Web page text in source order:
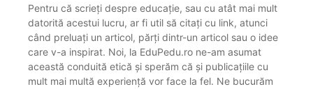
Pentru că scrieți despre educație, sau cu atât mai mult
datorită acestui lucru, ar fi util să citați cu link, atunci
când preluați un articol, părți dintr-un articol sau o idee
care v-a inspirat. Noi, la EduPedu.ro ne-am asumat
această conduită etică și sperăm că și publicațiile cu
mult mai multă experiență vor face la fel. Ne bucurăm